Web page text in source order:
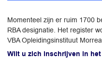
Momenteel zijn er ruim 1700
RBA designatie. Het register
VBA Opleidingsinstituut
Wilt u zich inschrijven in